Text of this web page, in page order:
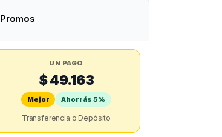
Promos
UN PAGO
$ 49.163
Mejor Ahorrás 5%
Transferencia o Depósito